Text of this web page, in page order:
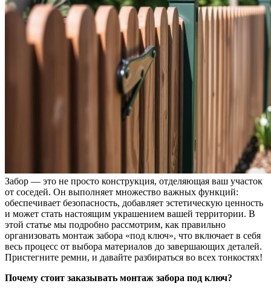
Забор — это не просто конструкция, отделяющая ваш участок
от соседей. Он выполняет множество важных функций:
обеспечивает безопасность, добавляет эстетическую ценность
и может стать настоящим украшением вашей территории. В
этой статье мы подробно рассмотрим, как правильно
организовать монтаж забора «под ключ», что включает в себя
весь процесс от выбора материалов до завершающих деталей.
Пристегните ремни, и давайте разбираться во всех тонкостях!
Почему стоит заказывать монтаж забора под ключ?